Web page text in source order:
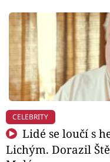
CELEBRITY
Lidé se loučí s
Lichým. Dorazil